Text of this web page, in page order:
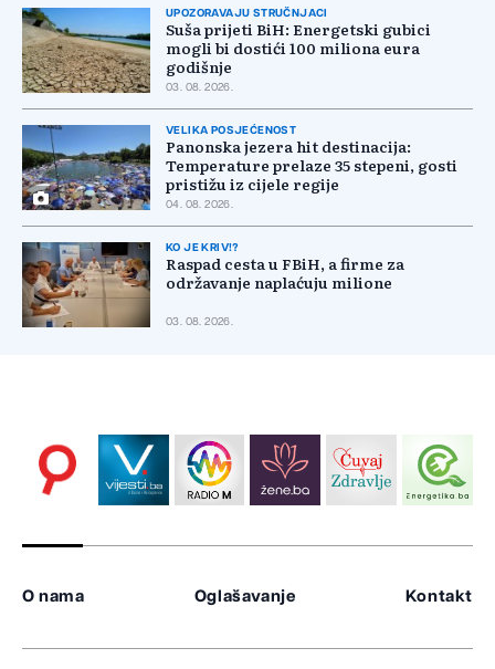
UPOZORAVAJU STRUČNJACI
Suša prijeti BiH: Energetski gubici
mogli bi dostići 100 miliona eura
godišnje
03. 08. 2026.
VELIKA POSJEĆENOST
Panonska jezera hit destinacija:
Temperature prelaze 35 stepeni, gosti
pristižu iz cijele regije
04. 08. 2026.
KO JE KRIV!?
Raspad cesta u FBiH, a firme za
održavanje naplaćuju milione
03. 08. 2026.
O nama Oglašavanje Kontakt